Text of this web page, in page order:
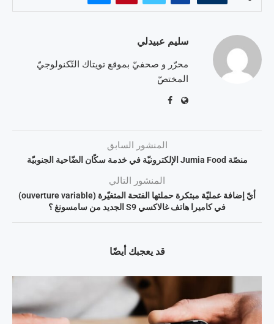
سليم عبيدلي
محرّر و صحفيّ بموقع تويتاك التّكنولوجيّ
المختصّ
المنشور السابق
منصّة Jumia Food الإلكترونيّة في خدمة سكّان الضّاحية الجنوبيّة
المنشور التالي
أيّ إضافة عمليّة مبتكرة حملتها الفتحة المتغيّرة (ouverture variable)
في كاميرا هاتف غالاكسي S9 الجديد من سامسونغ ؟
قد يعجبك أيضًا